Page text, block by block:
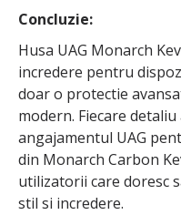
Concluzie:
Husa UAG Monarch
incredere pentru
doar o protectie
modern. Fiecare
angajamentul UAG
din Monarch Carbon
utilizatorii care doresc
stil si incredere.